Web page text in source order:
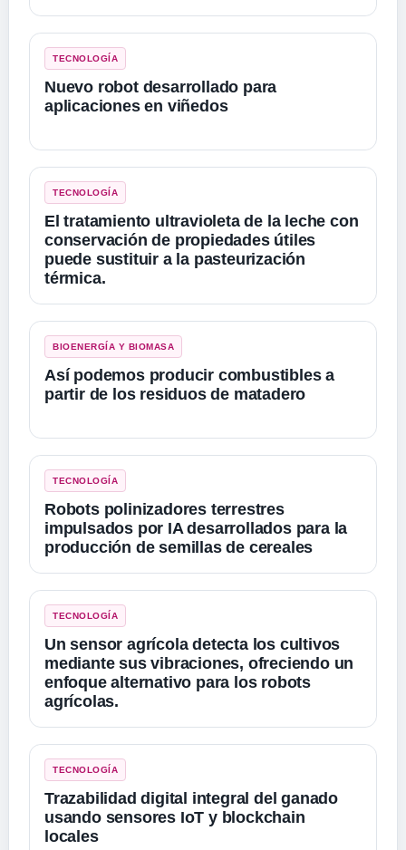
TECNOLOGÍA
Nuevo robot desarrollado para
aplicaciones en viñedos
TECNOLOGÍA
El tratamiento ultravioleta de la leche con
conservación de propiedades útiles
puede sustituir a la pasteurización
térmica.
BIOENERGÍA Y BIOMASA
Así podemos producir combustibles a
partir de los residuos de matadero
TECNOLOGÍA
Robots polinizadores terrestres
impulsados ​​por IA desarrollados para la
producción de semillas de cereales
TECNOLOGÍA
Un sensor agrícola detecta los cultivos
mediante sus vibraciones, ofreciendo un
enfoque alternativo para los robots
agrícolas.
TECNOLOGÍA
Trazabilidad digital integral del ganado
usando sensores IoT y blockchain
locales